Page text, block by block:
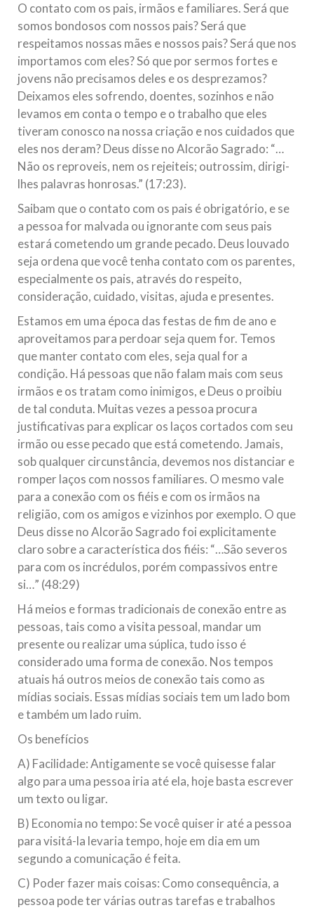
O contato com os pais, irmãos e familiares. Será que
somos bondosos com nossos pais? Será que
respeitamos nossas mães e nossos pais? Será que nos
importamos com eles? Só que por sermos fortes e
jovens não precisamos deles e os desprezamos?
Deixamos eles sofrendo, doentes, sozinhos e não
levamos em conta o tempo e o trabalho que eles
tiveram conosco na nossa criação e nos cuidados que
eles nos deram? Deus disse no Alcorão Sagrado: “…
Não os reproveis, nem os rejeiteis; outrossim, dirigi-
lhes palavras honrosas.” (17:23).
Saibam que o contato com os pais é obrigatório, e se
a pessoa for malvada ou ignorante com seus pais
estará cometendo um grande pecado. Deus louvado
seja ordena que você tenha contato com os parentes,
especialmente os pais, através do respeito,
consideração, cuidado, visitas, ajuda e presentes.
Estamos em uma época das festas de fim de ano e
aproveitamos para perdoar seja quem for. Temos
que manter contato com eles, seja qual for a
condição. Há pessoas que não falam mais com seus
irmãos e os tratam como inimigos, e Deus o proibiu
de tal conduta. Muitas vezes a pessoa procura
justificativas para explicar os laços cortados com seu
irmão ou esse pecado que está cometendo. Jamais,
sob qualquer circunstância, devemos nos distanciar e
romper laços com nossos familiares. O mesmo vale
para a conexão com os fiéis e com os irmãos na
religião, com os amigos e vizinhos por exemplo. O que
Deus disse no Alcorão Sagrado foi explicitamente
claro sobre a característica dos fiéis: “…São severos
para com os incrédulos, porém compassivos entre
si…” (48:29)
Há meios e formas tradicionais de conexão entre as
pessoas, tais como a visita pessoal, mandar um
presente ou realizar uma súplica, tudo isso é
considerado uma forma de conexão. Nos tempos
atuais há outros meios de conexão tais como as
mídias sociais. Essas mídias sociais tem um lado bom
e também um lado ruim.
Os benefícios
A) Facilidade: Antigamente se você quisesse falar
algo para uma pessoa iria até ela, hoje basta escrever
um texto ou ligar.
B) Economia no tempo: Se você quiser ir até a pessoa
para visitá-la levaria tempo, hoje em dia em um
segundo a comunicação é feita.
C) Poder fazer mais coisas: Como consequência, a
pessoa pode ter várias outras tarefas e trabalhos